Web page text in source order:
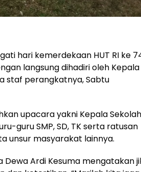
hari kemerdekaan HUT RI ke
langsung dihadiri oleh Kepala
staf perangkatnya, Sabtu
upacara yakni Kepala Sekolah
guru SMP, SD, TK serta ratusan
unsur masyarakat lainnya.
Ardi Kesuma mengatakan